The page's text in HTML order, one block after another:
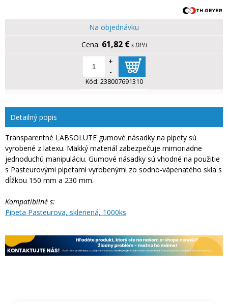
Na objednávku
61,82 € s DPH
+
-
Kód: 238007691310
Detailný popis
Transparentné LABSOLUTE gumové násadky na pipety sú
vyrobené z latexu. Mäkký materiál zabezpečuje mimoriadne
jednoduchú manipuláciu. Gumové násadky sú vhodné na použitie
s Pasteurovými pipetami vyrobenými zo sodno-vápenatého skla s
dĺžkou 150 mm a 230 mm.
Kompatibilné s:
Pipeta Pasteurova, sklenená, 1000ks